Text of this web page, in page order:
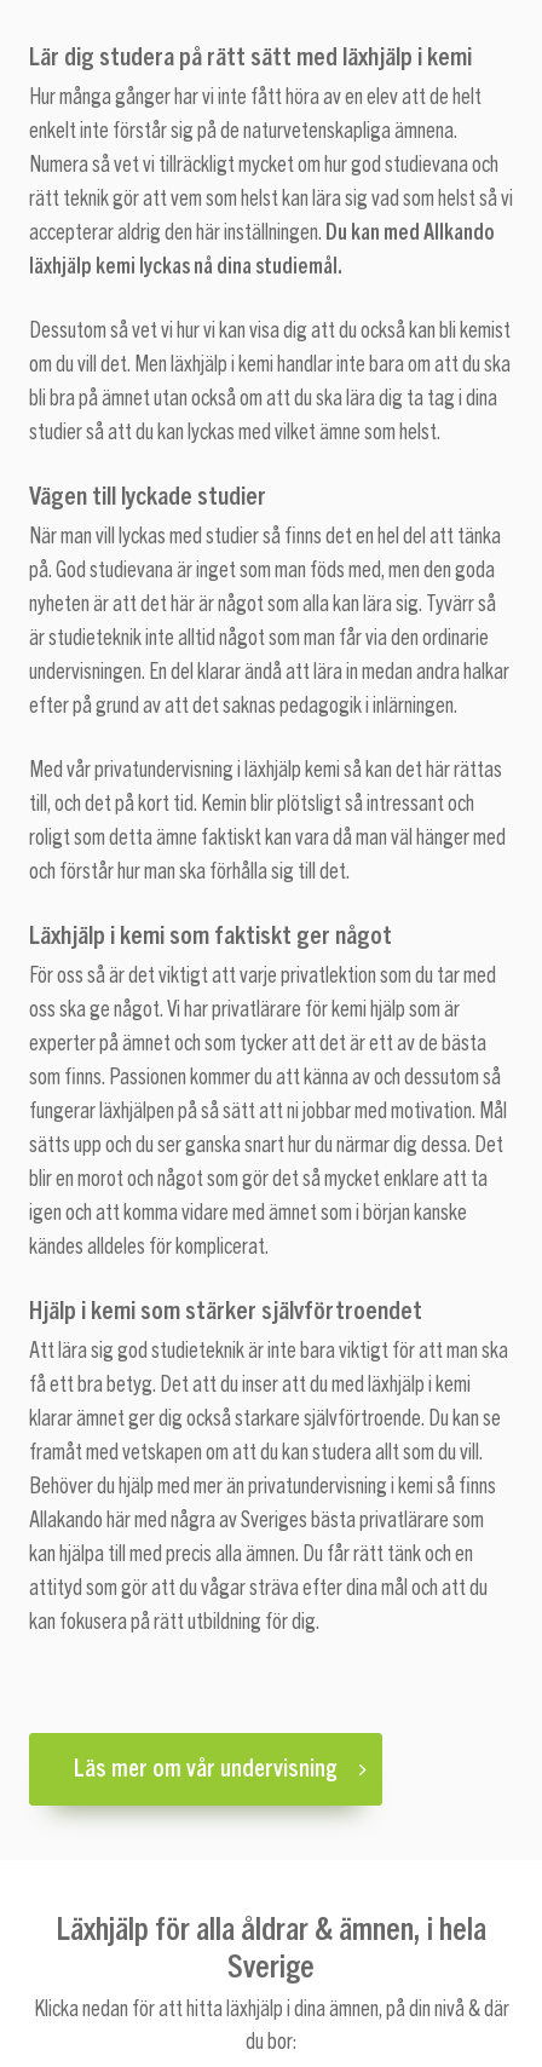
Lär dig studera på rätt sätt med läxhjälp i kemi
Hur många gånger har vi inte fått höra av en elev att de helt
enkelt inte förstår sig på de naturvetenskapliga ämnena.
Numera så vet vi tillräckligt mycket om hur god studievana och
rätt teknik gör att vem som helst kan lära sig vad som helst så vi
accepterar aldrig den här inställningen. Du kan med Allkando
läxhjälp kemi lyckas nå dina studiemål.
Dessutom så vet vi hur vi kan visa dig att du också kan bli kemist
om du vill det. Men läxhjälp i kemi handlar inte bara om att du ska
bli bra på ämnet utan också om att du ska lära dig ta tag i dina
studier så att du kan lyckas med vilket ämne som helst.
Vägen till lyckade studier
När man vill lyckas med studier så finns det en hel del att tänka
på. God studievana är inget som man föds med, men den goda
nyheten är att det här är något som alla kan lära sig. Tyvärr så
är studieteknik inte alltid något som man får via den ordinarie
undervisningen. En del klarar ändå att lära in medan andra halkar
efter på grund av att det saknas pedagogik i inlärningen.
Med vår privatundervisning i läxhjälp kemi så kan det här rättas
till, och det på kort tid. Kemin blir plötsligt så intressant och
roligt som detta ämne faktiskt kan vara då man väl hänger med
och förstår hur man ska förhålla sig till det.
Läxhjälp i kemi som faktiskt ger något
För oss så är det viktigt att varje privatlektion som du tar med
oss ska ge något. Vi har privatlärare för kemi hjälp som är
experter på ämnet och som tycker att det är ett av de bästa
som finns. Passionen kommer du att känna av och dessutom så
fungerar läxhjälpen på så sätt att ni jobbar med motivation. Mål
sätts upp och du ser ganska snart hur du närmar dig dessa. Det
blir en morot och något som gör det så mycket enklare att ta
igen och att komma vidare med ämnet som i början kanske
kändes alldeles för komplicerat.
Hjälp i kemi som stärker självförtroendet
Att lära sig god studieteknik är inte bara viktigt för att man ska
få ett bra betyg. Det att du inser att du med läxhjälp i kemi
klarar ämnet ger dig också starkare självförtroende. Du kan se
framåt med vetskapen om att du kan studera allt som du vill.
Behöver du hjälp med mer än privatundervisning i kemi så finns
Allakando här med några av Sveriges bästa privatlärare som
kan hjälpa till med precis alla ämnen. Du får rätt tänk och en
attityd som gör att du vågar sträva efter dina mål och att du
kan fokusera på rätt utbildning för dig.
Läs mer om vår undervisning
Läxhjälp för alla åldrar & ämnen, i hela
Sverige
Klicka nedan för att hitta läxhjälp i dina ämnen, på din nivå & där
du bor: